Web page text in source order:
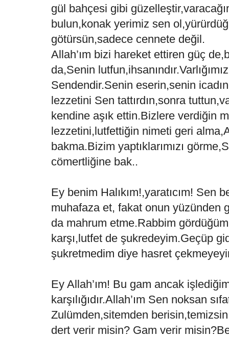
gül bahçesi gibi
bulun,konak yerimiz sen
götürsün,sadece cennete değil.
Allah’ım bizi hareket ettiren güç
da,Senin
Sendendir.Senin eserin,senin
lezzetini Sen tattırdın,sonra
kendine aşık ettin.Bizlere verdiğin
lezzetini,lutfettiğin nimeti geri
bakma.Bizim yaptıklarımızı
cömertliğine bak..
Ey benim Halıkım!,yaratıcım! Sen
muhafaza et, fakat onun yüzünden
da mahrum etme.Rabbim
karşı,lutfet de şukredeyim.Geçüp
şukretmedim diye hasret
Ey Allah’ım! Bu gam ancak
karşılığıdır.Allah’ım Sen noksan
Zulümden,sitemden
dert verir misin? Gam verir